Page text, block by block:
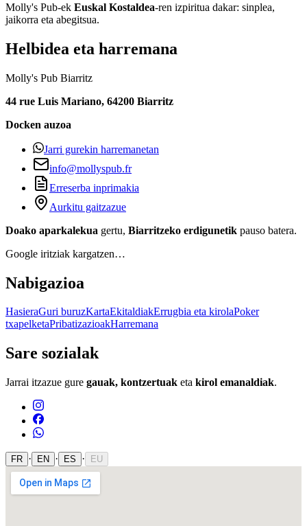
Molly's Pub-ek Euskal Kostaldea-ren izpiritua dakar: sinplea,
jaikorra eta abegitsua.
Helbidea eta harremana
Molly's Pub Biarritz
44 rue Luis Mariano, 64200 Biarritz
Docken auzoa
Jarri gurekin harremanetan
info@mollyspub.fr
Erreserba inprimakia
Aurkitu gaitzazue
Doako aparkalekua gertu, Biarritzeko erdigunetik pauso batera.
Google iritziak kargatzen…
Nabigazioa
HasieraGuri buruzKartaEkitaldiakErrugbia eta kirolaPoker
txapelketaPribatizazioakHarremana
Sare sozialak
Jarrai itzazue gure gauak, kontzertuak eta kirol emanaldiak.
FR · EN · ES · EU